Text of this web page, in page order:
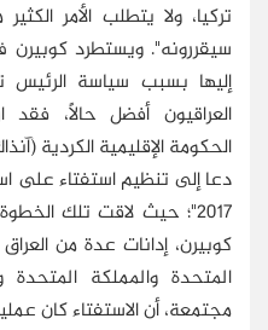
تركيا، ولا يتطلب الأمر
سيقررونه". ويستطرد كوبيرن
إليها بسبب سياسة الرئيس
العراقيون أفضل حالًا،
الحكومة الإقليمية الكردية
دعا إلى تنظيم استفتاء على
2017"؛ حيث لاقت تلك
كوبيرن، إدانات عدة من العراق
المتحدة والمملكة المتحدة
مجتمعة، أن الاستفتاء كان